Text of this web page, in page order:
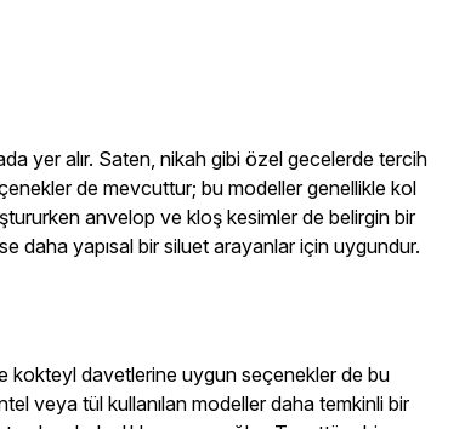
yer alır. Saten, nikah gibi özel gecelerde tercih
de mevcuttur; bu modeller genellikle kol
anvelop ve kloş kesimler de belirgin bir
daha yapısal bir siluet arayanlar için uygundur.
kokteyl davetlerine uygun seçenekler de bu
veya tül kullanılan modeller daha temkinli bir